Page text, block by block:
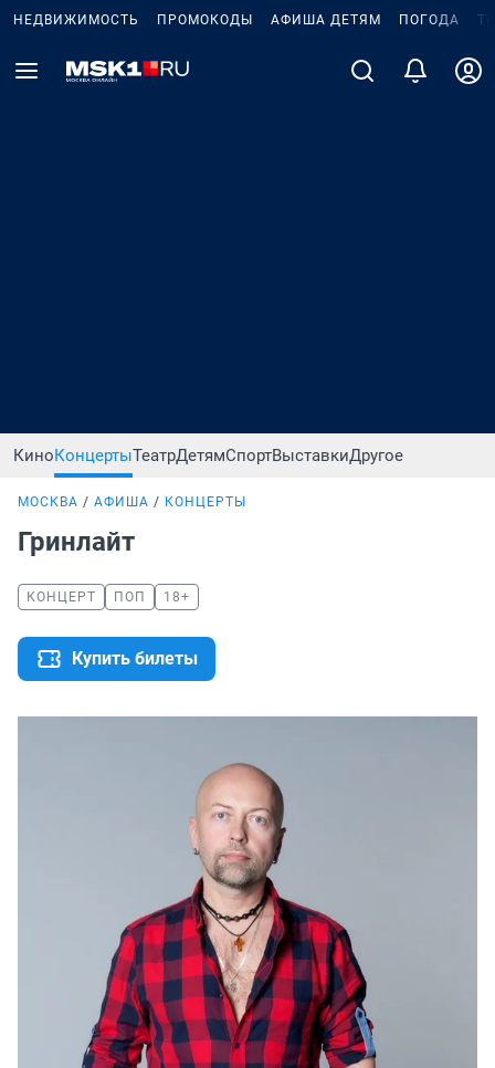
НЕДВИЖИМОСТЬ ПРОМОКОДЫ АФИША ДЕТЯМ ПОГОДА
КиноКонцертыТеатрДетямСпортВыставкиДругое
МОСКВА АФИША КОНЦЕРТЫ
Гринлайт
КОНЦЕРТ ПОП 18+
Купить билеты